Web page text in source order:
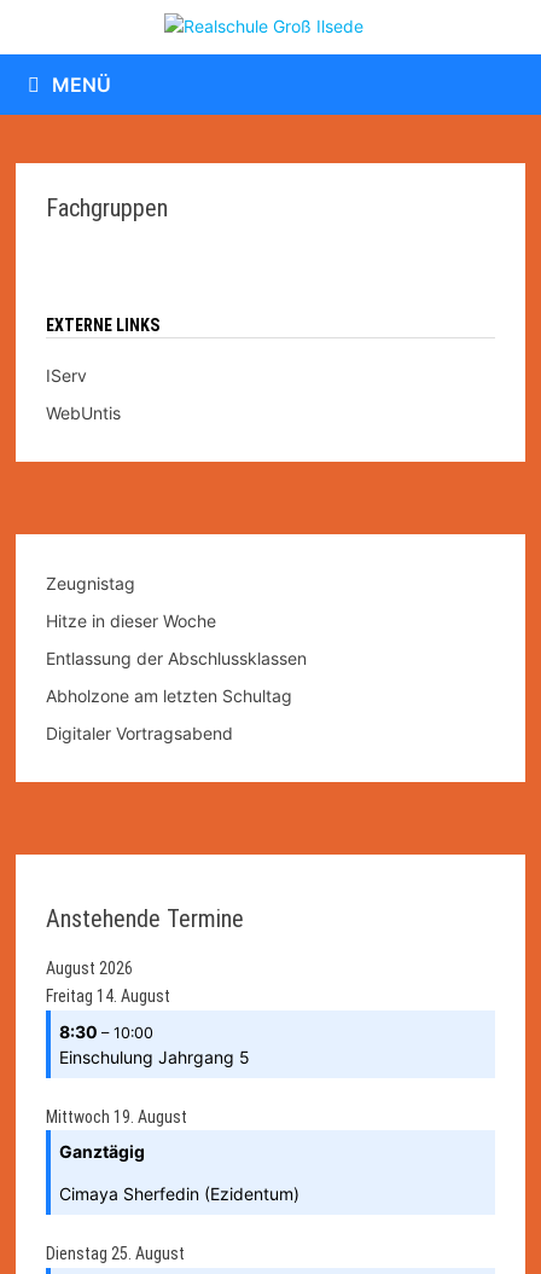
MENÜ
Fachgruppen
EXTERNE LINKS
IServ
WebUntis
Zeugnistag
Hitze in dieser Woche
Entlassung der Abschlussklassen
Abholzone am letzten Schultag
Digitaler Vortragsabend
Anstehende Termine
August 2026
Freitag 14. August
8:30– 10:00
Einschulung Jahrgang 5
Mittwoch 19. August
Ganztägig
Cimaya Sherfedin (Ezidentum)
Dienstag 25. August